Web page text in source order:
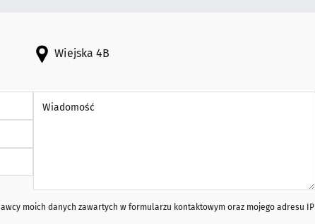
Wiejska 4B
moich danych zawartych w formularzu kontaktowym oraz mojego adresu IP